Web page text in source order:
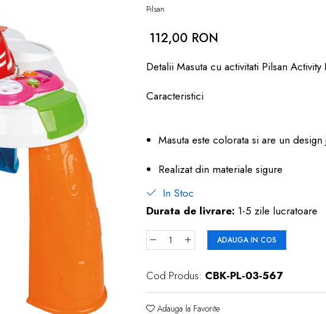
Pilsan
112,00 RON
Detalii Masuta cu activitati Pilsan Activity
Caracteristici
Masuta este colorata si are un design
Realizat din materiale sigure
In Stoc
Durata de livrare: 1-5 zile lucratoare
ADAUGA IN COS
Cod Produs: CBK-PL-03-567
Adauga la Favorite